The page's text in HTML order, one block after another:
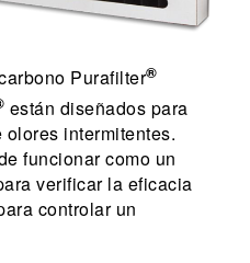
Purafilter®
están diseñados para
intermitentes.
funcionar como un
verificar la eficacia
controlar un